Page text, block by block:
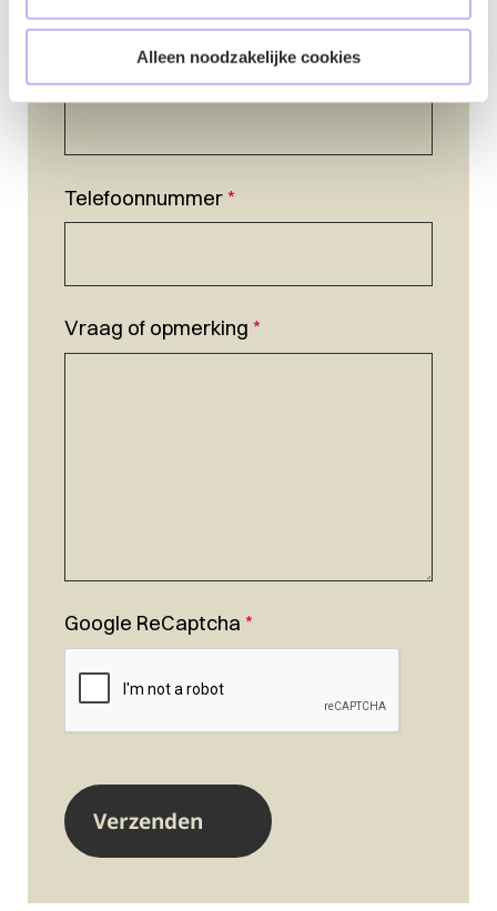
Alleen noodzakelijke cookies
E-mailadres*
Telefoonnummer*
Vraag of opmerking *
Google ReCaptcha *